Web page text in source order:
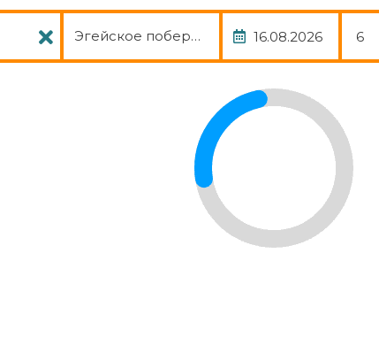
Эгейское побережье отель, авиа, трансфер